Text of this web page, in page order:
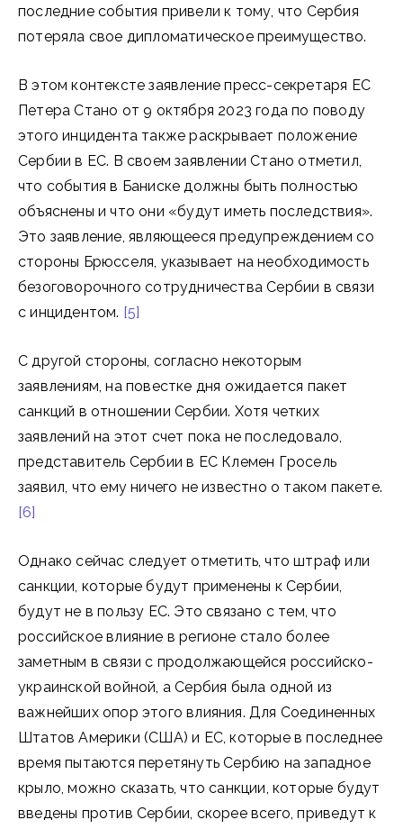
последние события привели к тому, что Сербия
потеряла свое дипломатическое преимущество.
В этом контексте заявление пресс-секретаря ЕС
Петера Стано от 9 октября 2023 года по поводу
этого инцидента также раскрывает положение
Сербии в ЕС. В своем заявлении Стано отметил,
что события в Баниске должны быть полностью
объяснены и что они «будут иметь последствия».
Это заявление, являющееся предупреждением со
стороны Брюсселя, указывает на необходимость
безоговорочного сотрудничества Сербии в связи
с инцидентом. [5]
С другой стороны, согласно некоторым
заявлениям, на повестке дня ожидается пакет
санкций в отношении Сербии. Хотя четких
заявлений на этот счет пока не последовало,
представитель Сербии в ЕС Клемен Гросель
заявил, что ему ничего не известно о таком пакете.
[6]
Однако сейчас следует отметить, что штраф или
санкции, которые будут применены к Сербии,
будут не в пользу ЕС. Это связано с тем, что
российское влияние в регионе стало более
заметным в связи с продолжающейся российско-
украинской войной, а Сербия была одной из
важнейших опор этого влияния. Для Соединенных
Штатов Америки (США) и ЕС, которые в последнее
время пытаются перетянуть Сербию на западное
крыло, можно сказать, что санкции, которые будут
введены против Сербии, скорее всего, приведут к